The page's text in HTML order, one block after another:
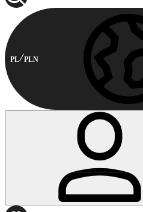
PL PLN